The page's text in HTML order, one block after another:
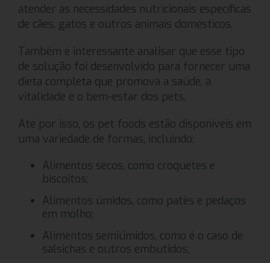
atender às necessidades nutricionais específicas
de cães, gatos e outros animais domésticos.
Também é interessante analisar que esse tipo
de solução foi desenvolvido para fornecer uma
dieta completa que promova a saúde, a
vitalidade e o bem-estar dos pets.
Até por isso, os pet foods estão disponíveis em
uma variedade de formas, incluindo:
Alimentos secos, como croquetes e
biscoitos;
Alimentos úmidos, como patês e pedaços
em molho;
Alimentos semiúmidos, como é o caso de
salsichas e outros embutidos;